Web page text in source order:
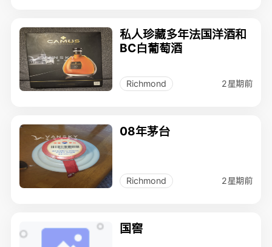
私人珍藏多年法国洋酒和
BC白葡萄酒
Richmond 2星期前
08年茅台
Richmond 2星期前
国窖